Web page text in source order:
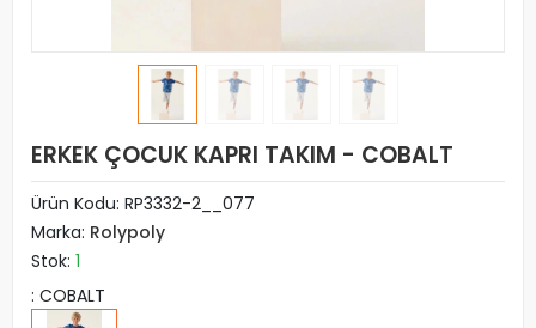
ERKEK ÇOCUK KAPRI TAKIM - COBALT
Ürün Kodu: RP3332-2__077
Marka: Rolypoly
Stok: 1
: COBALT